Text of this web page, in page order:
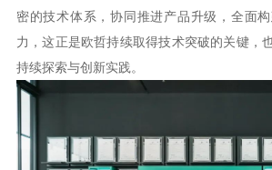
密的技术体系，协同推进产品升级，全面
力，这正是欧哲持续取得技术突破的关键，
持续探索与创新实践。